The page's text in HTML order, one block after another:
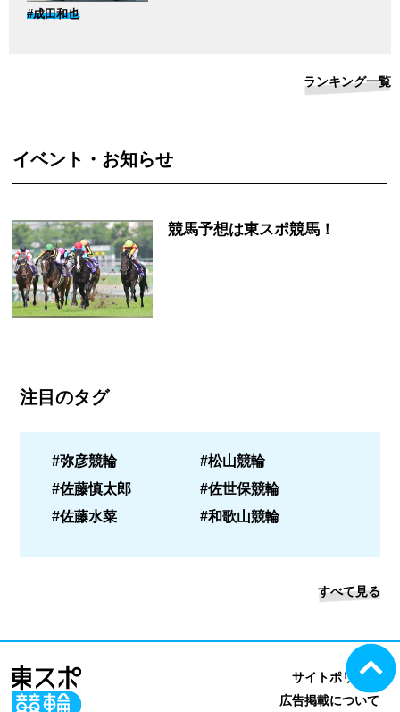
#成田和也
ランキング一覧
イベント・お知らせ
競馬予想は東スポ競馬！
注目のタグ
#弥彦競輪
#松山競輪
#佐藤慎太郎
#佐世保競輪
#佐藤水菜
#和歌山競輪
すべて見る
サイトポリシー
広告掲載について